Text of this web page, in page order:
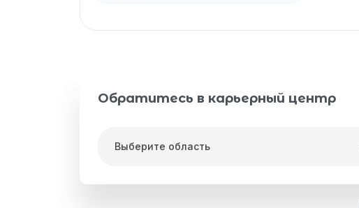
Обратитесь в карьерный центр
Выберите область